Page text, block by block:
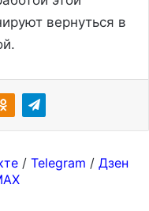
вернуться в
/ Telegram / Дзен